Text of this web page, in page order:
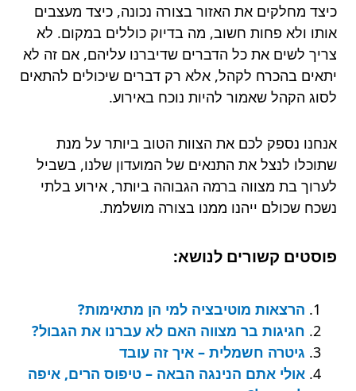
כיצד מחלקים את האזור בצורה נכונה, כיצד מעצבים
אותו ולא פחות חשוב, מה בדיוק כוללים במקום. לא
צריך לשים את כל הדברים שדיברנו עליהם, אם זה לא
יתאים בהכרח לקהל, אלא רק דברים שיכולים להתאים
לסוג הקהל שאמור להיות נוכח באירוע.
אנחנו נספק לכם את הצוות הטוב ביותר על מנת
שתוכלו לנצל את התנאים של המועדון שלנו, בשביל
לערוך בת מצווה ברמה הגבוהה ביותר, אירוע בלתי
נשכח שכולם ייהנו ממנו בצורה מושלמת.
פוסטים קשורים לנושא:
הרצאות מוטיבציה למי הן מתאימות?
חגיגות בר מצווה האם לא עברנו את הגבול?
גיטרה חשמלית – איך זה עובד
אולי אתם הנינגה הבאה – טיפוס הרים, איפה